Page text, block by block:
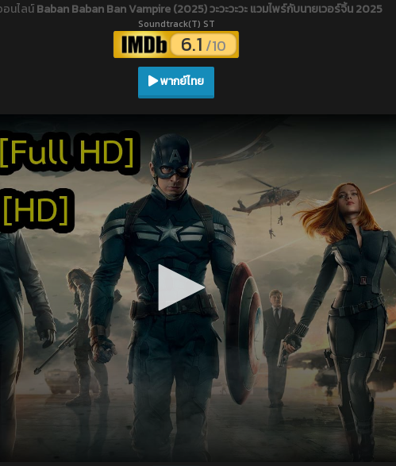
นไลน์Baban Baban Ban Vampire (2025) วะวะวะวะ แวมไพร์กับนายเวอร์จิ้น 2025
Soundtrack(T) ST
6.1 /10
พากย์ไทย